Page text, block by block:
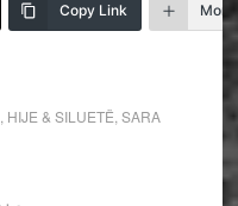
Copy Link More
HIJE & SILUETË SARA